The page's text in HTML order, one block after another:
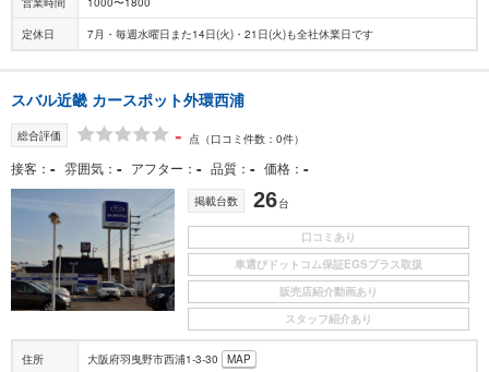
定休日 7月・毎週水曜日また14日(火)・21日(火)も全社休業日です
スバル近畿 カースポット外環西浦
総合評価 - 点 （口コミ件数：0件）
接客 - 雰囲気 - アフター - 品質 - 価格 -
掲載台数 26台
口コミあり
車選びドットコム保証EGSプラス取扱
販売店紹介動画あり
スタッフ紹介あり
住所 大阪府羽曳野市西浦1-3-30 MAP